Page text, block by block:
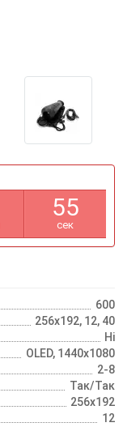
55
сек
600
256x192, 12, 40
Ні
OLED, 1440х1080
2-8
Так/Так
256x192
12